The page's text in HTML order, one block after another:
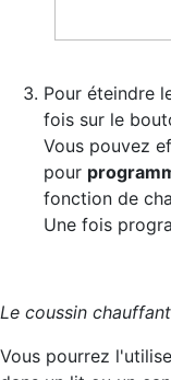
Pour éteindre
fois sur le
Vous pouvez
pour
fonction de
Une fois
Le coussin
Vous pourrez